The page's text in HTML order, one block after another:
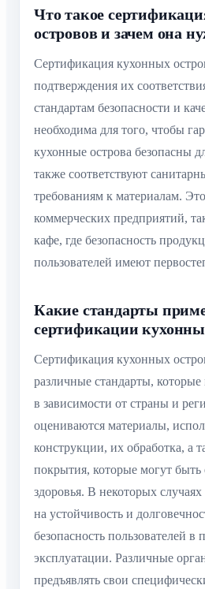
Что такое
островов и зачем она
Сертификация кухонных
подтверждения их
стандартам безопасности и
необходима для того, чтобы
кухонные острова безопасны
также соответствуют
требованиям к материалам.
коммерческих предприятий,
кафе, где безопасность
пользователей имеют
Какие стандарты
сертификации
Сертификация кухонных
различные стандарты, которые
в зависимости от страны и
оцениваются материалы,
конструкции, их обработка, а
покрытия, которые могут
здоровья. В некоторых
на устойчивость и
безопасность пользователей в
эксплуатации. Различные
предъявлять свои